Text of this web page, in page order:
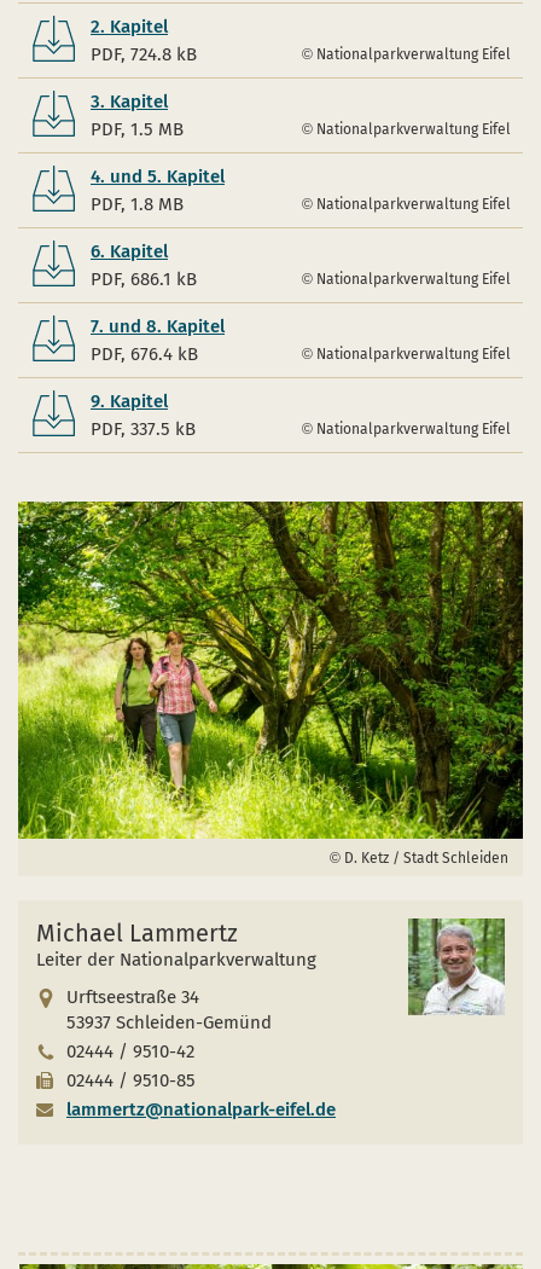
2. Kapitel
PDF, 724.8 kB
Nationalparkverwaltung Eifel
3. Kapitel
PDF, 1.5 MB
Nationalparkverwaltung Eifel
4. und 5. Kapitel
PDF, 1.8 MB
Nationalparkverwaltung Eifel
6. Kapitel
PDF, 686.1 kB
Nationalparkverwaltung Eifel
7. und 8. Kapitel
PDF, 676.4 kB
Nationalparkverwaltung Eifel
9. Kapitel
PDF, 337.5 kB
Nationalparkverwaltung Eifel
D. Ketz / Stadt Schleiden
Michael Lammertz
Leiter der Nationalparkverwaltung
Urftseestraße 34
53937 Schleiden-Gemünd
02444 / 9510-42
02444 / 9510-85
lammertz@nationalpark-eifel.de